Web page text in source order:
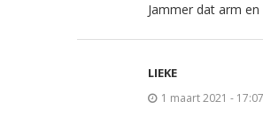
Jammer dat arm
LIEKE
1 maart 2021 - 17:07